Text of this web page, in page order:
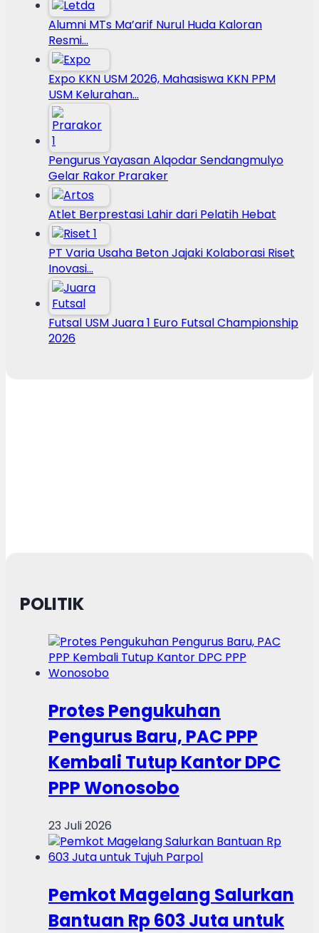
Alumni MTs Ma’arif Nurul Huda Kaloran
Resmi…
Expo KKN USM 2026, Mahasiswa KKN PPM
USM Kelurahan…
Pengurus Yayasan Alqodar Sendangmulyo
Gelar Rakor Praraker
Atlet Berprestasi Lahir dari Pelatih Hebat
PT Varia Usaha Beton Jajaki Kolaborasi Riset
Inovasi…
Futsal USM Juara 1 Euro Futsal Championship
2026
POLITIK
Protes Pengukuhan
Pengurus Baru, PAC PPP
Kembali Tutup Kantor DPC
PPP Wonosobo
23 Juli 2026
Pemkot Magelang Salurkan
Bantuan Rp 603 Juta untuk